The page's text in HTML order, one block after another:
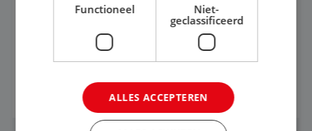
Ben jij gepassioneerd over het bieden van
uitzonderlijke klantervaringen en het creëren
van een gastvrije omgeving? Vind je het leuk om
klantcontact te combineren met organisatorische
ondersteuning? Op ons Sunweb Group-kantoor in
Rotterdam zoeken we een daadkrachtige en
BEKIJK VACATURE
Functioneel
Niet-
geclassificeerd
ALLES ACCEPTEREN